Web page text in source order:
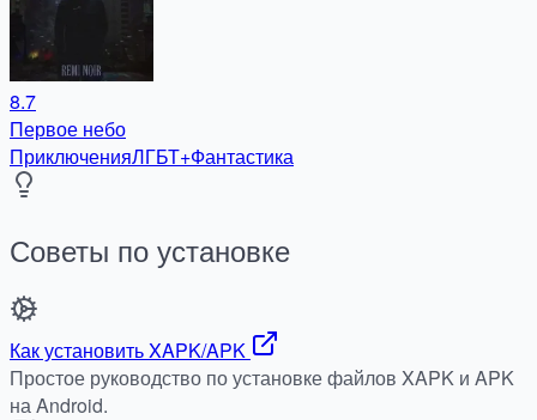
8.7
Первое небо
ПриключенияЛГБТ+Фантастика
Советы по установке
Как установить XAPK/APK
Простое руководство по установке файлов XAPK и APK
на Android.